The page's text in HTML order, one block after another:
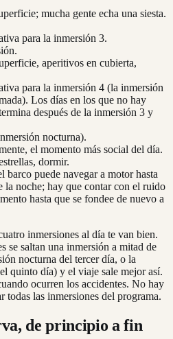
mucha gente echa una siesta.
para la inmersión 3.
aperitivos en cubierta,
para la inmersión 4 (la inmersión
Los días en los que no hay
después de la inmersión 3 y
nocturna).
el momento más social del día.
dormir.
puede navegar a motor hasta
la noche; hay que contar con el ruido
hasta que se fondee de nuevo a
inmersiones al día te van bien.
se saltan una inmersión a mitad de
nocturna del tercer día, o la
quinto día) y el viaje sale mejor así.
ocurren los accidentes. No hay
todas las inmersiones del programa.
de principio a fin